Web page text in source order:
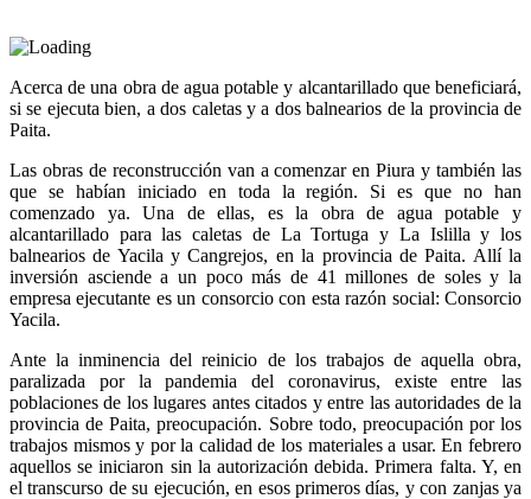
Acerca de una obra de agua potable y alcantarillado que beneficiará,
si se ejecuta bien, a dos caletas y a dos balnearios de la provincia de
Paita.
Las obras de reconstrucción van a comenzar en Piura y también las
que se habían iniciado en toda la región. Si es que no han
comenzado ya. Una de ellas, es la obra de agua potable y
alcantarillado para las caletas de La Tortuga y La Islilla y los
balnearios de Yacila y Cangrejos, en la provincia de Paita. Allí la
inversión asciende a un poco más de 41 millones de soles y la
empresa ejecutante es un consorcio con esta razón social: Consorcio
Yacila.
Ante la inminencia del reinicio de los trabajos de aquella obra,
paralizada por la pandemia del coronavirus, existe entre las
poblaciones de los lugares antes citados y entre las autoridades de la
provincia de Paita, preocupación. Sobre todo, preocupación por los
trabajos mismos y por la calidad de los materiales a usar. En febrero
aquellos se iniciaron sin la autorización debida. Primera falta. Y, en
el transcurso de su ejecución, en esos primeros días, y con zanjas ya